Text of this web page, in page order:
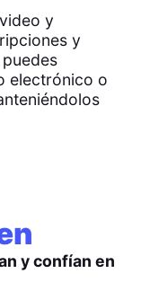
y
y
electrónico o
y confían en